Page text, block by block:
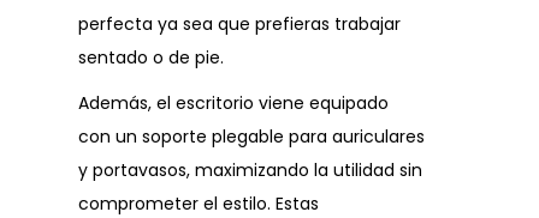
perfecta ya sea que prefieras trabajar
sentado o de pie.
Además, el escritorio viene equipado
con un soporte plegable para auriculares
y portavasos, maximizando la utilidad sin
comprometer el estilo. Estas